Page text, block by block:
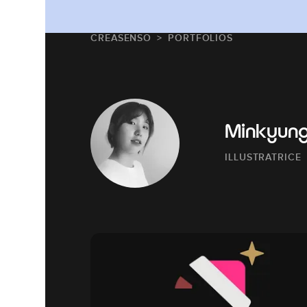
CREASENSO PORTFOLIOS
ILLUSTRATRICE